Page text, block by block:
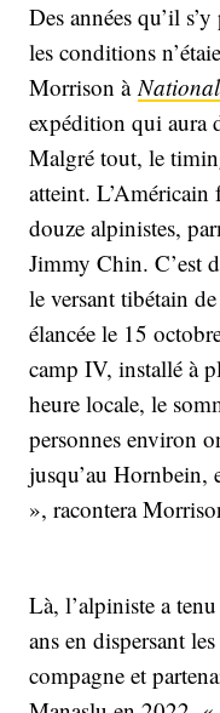
Des années qu’il
les conditions
Morrison à
expédition qui aura
Malgré tout, le
atteint. L’Américain
douze alpinistes,
Jimmy Chin. C’est
le versant tibétain de
élancée le 15
camp IV, installé à
heure locale, le
personnes environ
jusqu’au Hornbein,
», racontera
Là, l’alpiniste a
ans en dispersant les
compagne et